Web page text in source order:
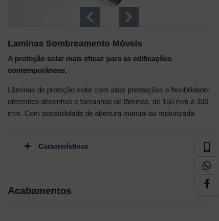
Laminas Sombreamento Móveis
A proteção solar mais eficaz para as edificações
contemporâneas.
Lâminas de proteção solar com altas prestações e flexibilidade:
diferentes desenhos e tamanhos de lâminas, de 150 mm a 300
mm. Com possibilidade de abertura manual ou motorizada.
Características
Acabamentos